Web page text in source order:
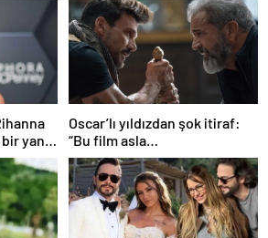
yanıt
Oscar’lı yıldızdan şok itiraf:
“Bu film asla
yayınlanmamalıydı!”